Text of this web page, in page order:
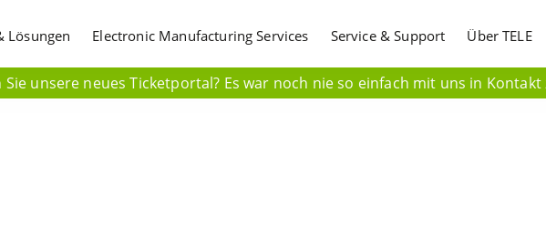
Sie unsere neues Ticketportal? Es war noch nie so einfach mit uns in
Lösungen Electronic Manufacturing Services Service & Support Über TELE